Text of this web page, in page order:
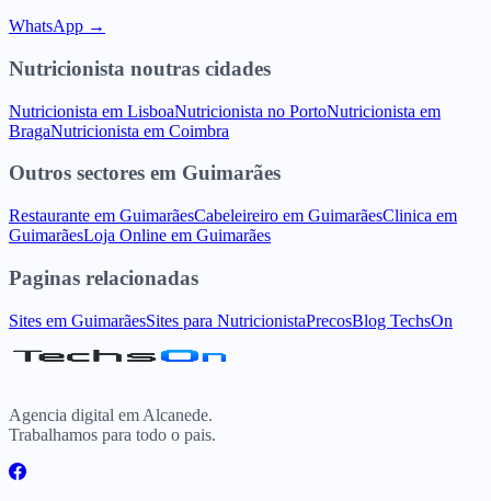
WhatsApp →
Nutricionista noutras cidades
Nutricionista em LisboaNutricionista no PortoNutricionista em
BragaNutricionista em Coimbra
Outros sectores em Guimarães
Restaurante em GuimarãesCabeleireiro em GuimarãesClinica em
GuimarãesLoja Online em Guimarães
Paginas relacionadas
Sites em GuimarãesSites para NutricionistaPrecosBlog TechsOn
Agencia digital em Alcanede.
Trabalhamos para todo o pais.